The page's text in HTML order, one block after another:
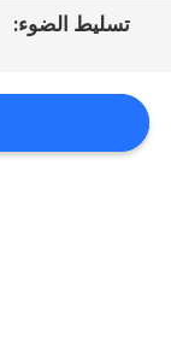
أخبار
اطلب
اقتباس
تسليط الضوء: